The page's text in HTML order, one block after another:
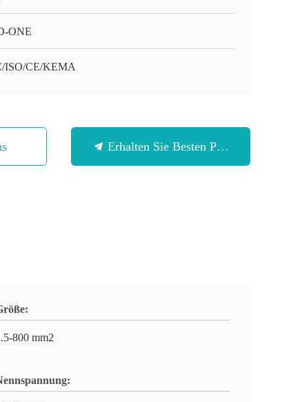
ONE
ISO/CE/KEMA
Erhalten Sie Besten Preis
800 mm2